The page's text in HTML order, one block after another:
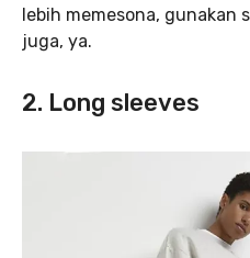
lebih memesona, gunakan
juga, ya.
2. Long sleeves